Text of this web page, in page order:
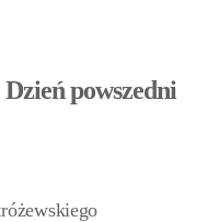
Dzień powszedni